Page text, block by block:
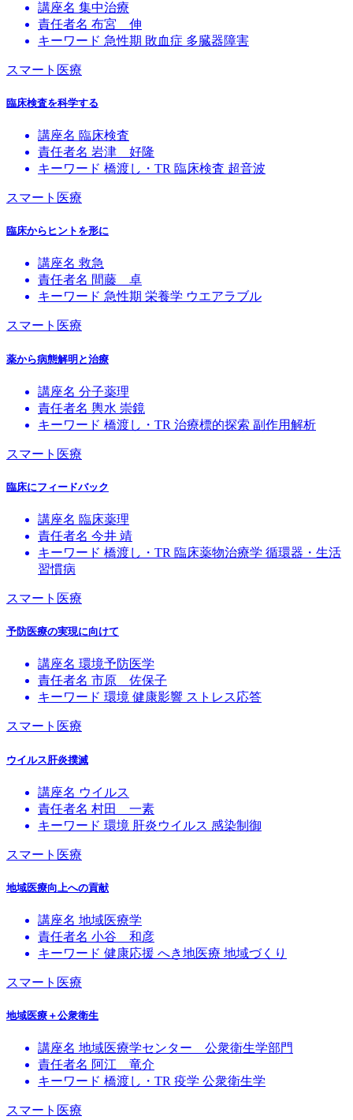
講座名 集中治療
責任者名 布宮 伸
キーワード 急性期 敗血症 多臓器障害
スマート医療
臨床検査を科学する
講座名 臨床検査
責任者名 岩津 好隆
キーワード 橋渡し・TR 臨床検査 超音波
スマート医療
臨床からヒントを形に
講座名 救急
責任者名 間藤 卓
キーワード 急性期 栄養学 ウエアラブル
スマート医療
薬から病態解明と治療
講座名 分子薬理
責任者名 輿水 崇鏡
キーワード 橋渡し・TR 治療標的探索 副作用解析
スマート医療
臨床にフィードバック
講座名 臨床薬理
責任者名 今井 靖
キーワード 橋渡し・TR 臨床薬物治療学 循環器・生活
習慣病
スマート医療
予防医療の実現に向けて
講座名 環境予防医学
責任者名 市原 佐保子
キーワード 環境 健康影響 ストレス応答
スマート医療
ウイルス肝炎撲滅
講座名 ウイルス
責任者名 村田 一素
キーワード 環境 肝炎ウイルス 感染制御
スマート医療
地域医療向上への貢献
講座名 地域医療学
責任者名 小谷 和彦
キーワード 健康応援 へき地医療 地域づくり
スマート医療
地域医療＋公衆衛生
講座名 地域医療学センター 公衆衛生学部門
責任者名 阿江 竜介
キーワード 橋渡し・TR 疫学 公衆衛生学
スマート医療